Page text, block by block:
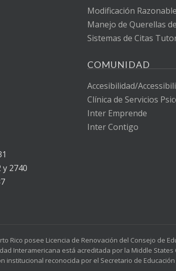
y 2740
Modificación Razonable
Manejo de Querellas
Sistemas de Citas
COMUNIDAD
Accesibilidad/
Clínica de Servicios
Inter Emprende
Inter Contigo
Rico posee Licencia de Renovación del Consejo de
Interamericana está acreditada por la Middle States
institucional reconocida por el Secretario de